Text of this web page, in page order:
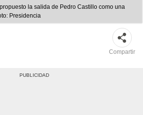
la salida de Pedro Castillo como una
Presidencia
Compartir